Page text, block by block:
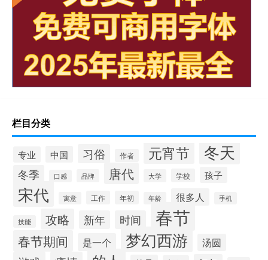
栏目分类
专业 中国 习俗 作者 元宵节 冬天
冬季 口感 品牌 唐代 大学 学校 孩子
宋代 寓意 工作 年初 年龄 很多人 手机
技能 攻略 新年 时间 春节
春节期间 是一个 梦幻西游 汤圆